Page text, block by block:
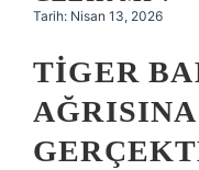
Tarih: Nisan 13, 2026
TIGER